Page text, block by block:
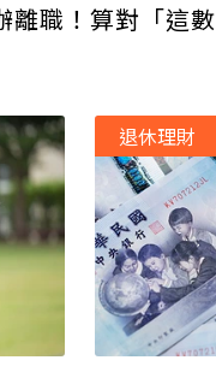
離職！算對「這數
退休理財